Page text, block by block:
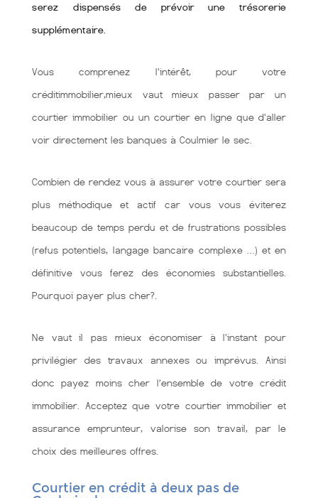
serez dispensés de prévoir une trésorerie
supplémentaire.
Vous comprenez l'intérêt, pour votre
créditimmobilier,mieux vaut mieux passer par un
courtier immobilier ou un courtier en ligne que d'aller
voir directement les banques à Coulmier le sec.
Combien de rendez vous à assurer votre courtier sera
plus méthodique et actif car vous vous éviterez
beaucoup de temps perdu et de frustrations possibles
(refus potentiels, langage bancaire complexe …) et en
définitive vous ferez des économies substantielles.
Pourquoi payer plus cher?.
Ne vaut il pas mieux économiser à l'instant pour
privilégier des travaux annexes ou imprévus. Ainsi
donc payez moins cher l’ensemble de votre crédit
immobilier. Acceptez que votre courtier immobilier et
assurance emprunteur, valorise son travail, par le
choix des meilleures offres.
Courtier en crédit à deux pas de